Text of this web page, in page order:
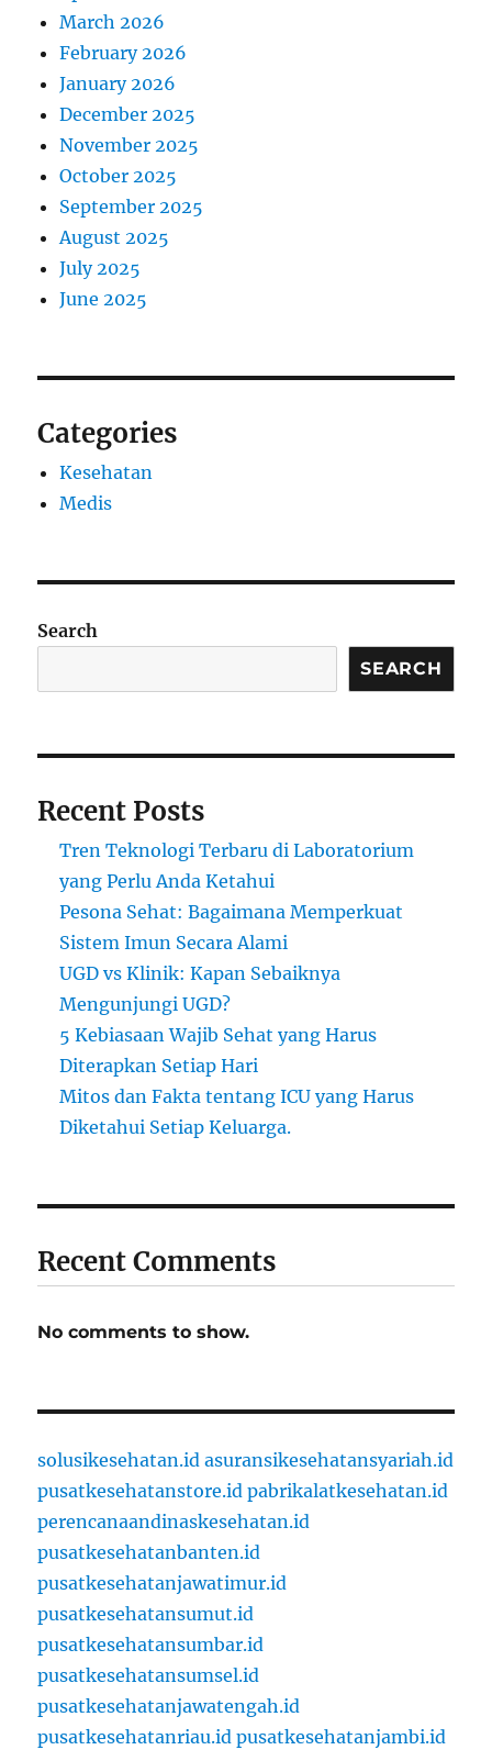
March 2026
February 2026
January 2026
December 2025
November 2025
October 2025
September 2025
August 2025
July 2025
June 2025
Categories
Kesehatan
Medis
Search
SEARCH
Recent Posts
Tren Teknologi Terbaru di Laboratorium
yang Perlu Anda Ketahui
Pesona Sehat: Bagaimana Memperkuat
Sistem Imun Secara Alami
UGD vs Klinik: Kapan Sebaiknya
Mengunjungi UGD?
5 Kebiasaan Wajib Sehat yang Harus
Diterapkan Setiap Hari
Mitos dan Fakta tentang ICU yang Harus
Diketahui Setiap Keluarga.
Recent Comments
No comments to show.
solusikesehatan.id asuransikesehatansyariah.id
pusatkesehatanstore.id pabrikalatkesehatan.id
perencanaandinaskesehatan.id
pusatkesehatanbanten.id
pusatkesehatanjawatimur.id
pusatkesehatansumut.id
pusatkesehatansumbar.id
pusatkesehatansumsel.id
pusatkesehatanjawatengah.id
pusatkesehatanriau.id pusatkesehatanjambi.id